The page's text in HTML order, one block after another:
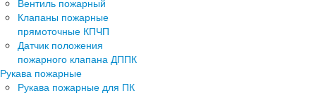
Вентиль пожарный
Клапаны пожарные
прямоточные КПЧП
Датчик положения
пожарного клапана ДППК
Рукава пожарные
Рукава пожарные для ПК